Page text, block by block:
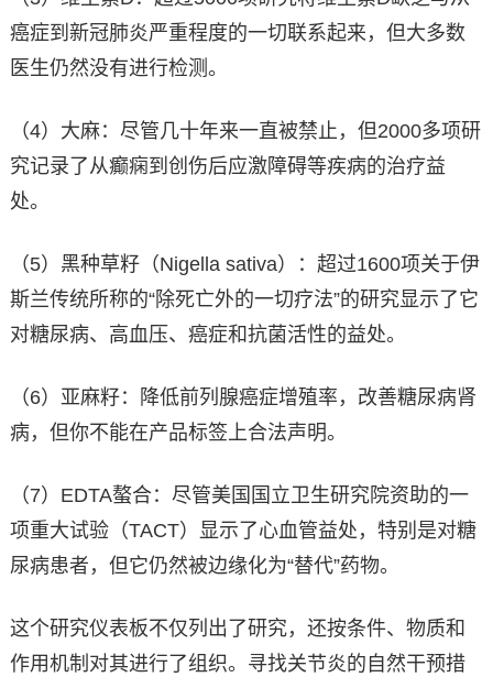
癌症到新冠肺炎严重程度的一切联系起来，但大多数
医生仍然没有进行检测。
（4）大麻：尽管几十年来一直被禁止，但2000多项研
究记录了从癫痫到创伤后应激障碍等疾病的治疗益
处。
（5）黑种草籽（Nigella sativa）：超过1600项关于伊
斯兰传统所称的“除死亡外的一切疗法”的研究显示了它
对糖尿病、高血压、癌症和抗菌活性的益处。
（6）亚麻籽：降低前列腺癌症增殖率，改善糖尿病肾
病，但你不能在产品标签上合法声明。
（7）EDTA螯合：尽管美国国立卫生研究院资助的一
项重大试验（TACT）显示了心血管益处，特别是对糖
尿病患者，但它仍然被边缘化为“替代”药物。
这个研究仪表板不仅列出了研究，还按条件、物质和
作用机制对其进行了组织。寻找关节炎的自然干预措